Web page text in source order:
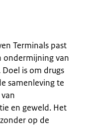
Terminals past
ondermijning van
is om drugs
samenleving te
en geweld. Het
op de